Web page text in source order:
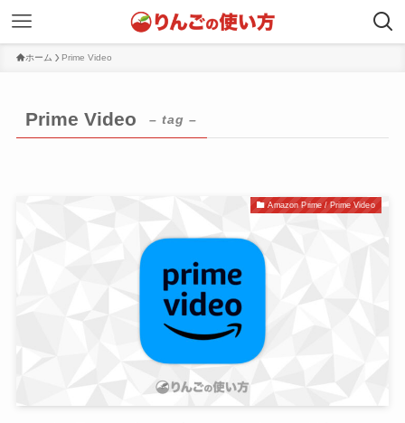
ホーム Prime Video
Prime Video – tag –
Amazon Prime / Prime Video